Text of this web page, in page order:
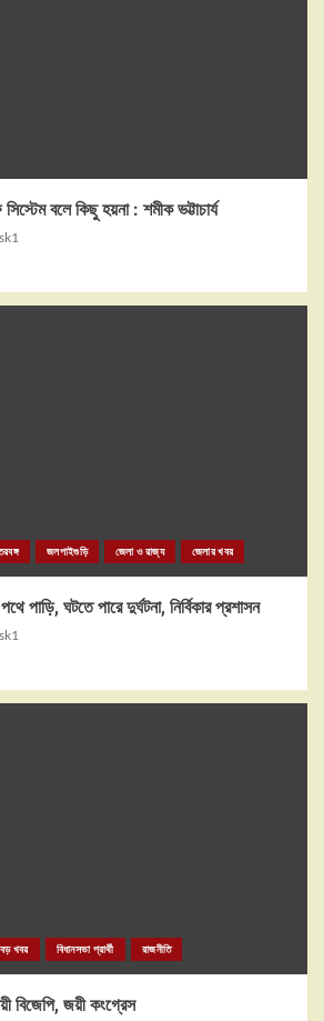
বলে কিছু হয়না : শমীক ভট্টাচার্য
জলপাইগুড়ি জেলা ও রাজ্য জেলার খবর
পাড়ি, ঘটতে পারে দুর্ঘটনা, নির্বিকার প্রশাসন
বড় খবর বিধানসভা প্রার্থী রাজনীতি
বিজেপি, জয়ী কংগ্রেস